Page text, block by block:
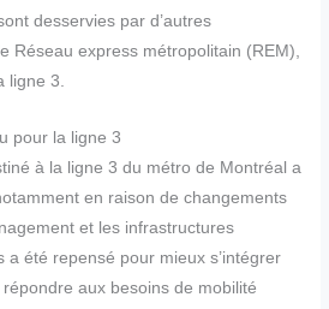
desservies par d’autres
Réseau express métropolitain (REM),
ligne 3.
pour la ligne 3
à la ligne 3 du métro de Montréal a
en raison de changements
et les infrastructures
a été repensé pour mieux s’intégrer
aux besoins de mobilité